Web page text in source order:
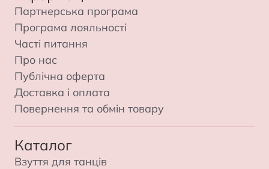
Партнерська програма
Програма лояльності
Часті питання
Про нас
Публічна оферта
Доставка і оплата
Повернення та обмін товару
Каталог
Взуття для танців